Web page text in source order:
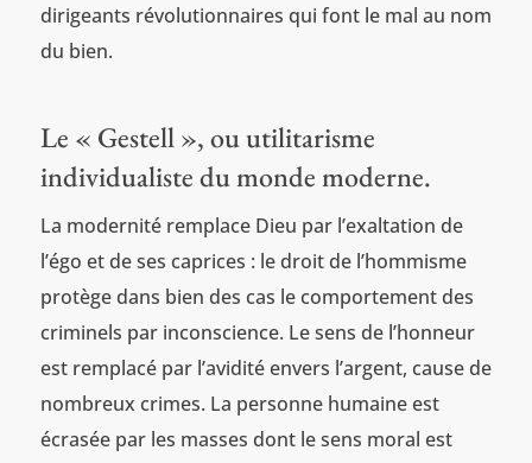
dirigeants révolutionnaires qui font le mal au nom
du bien.
Le « Gestell », ou utilitarisme
individualiste du monde moderne.
La modernité remplace Dieu par l’exaltation de
l’égo et de ses caprices : le droit de l’hommisme
protège dans bien des cas le comportement des
criminels par inconscience. Le sens de l’honneur
est remplacé par l’avidité envers l’argent, cause de
nombreux crimes. La personne humaine est
écrasée par les masses dont le sens moral est